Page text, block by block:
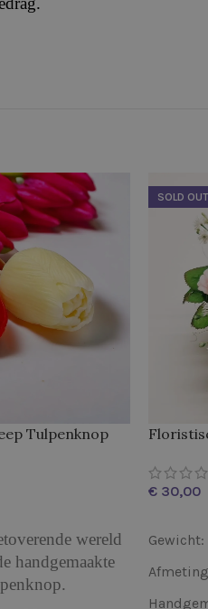
Tulpenknop
wereld
handgemaakte
SOLD OUT
€